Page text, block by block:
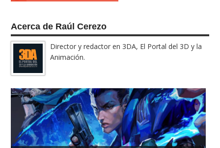
Acerca de Raúl Cerezo
Director y redactor en 3DA, El Portal del 3D y la
Animación.